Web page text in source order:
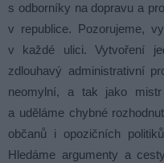
s odborníky na dopravu a
v republice. Pozorujeme,
v každé ulici. Vytvoření
zdlouhavý administrativní
neomylní, a tak jako
a uděláme chybné
občanů i opozičních
Hledáme argumenty a